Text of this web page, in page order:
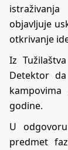
objavljuje
otkrivanje
Iz
Detektor
godine.
U
predmet